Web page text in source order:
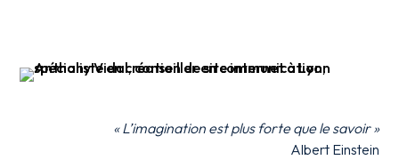
« L’imagination est plus forte que le savoir »
Albert Einstein